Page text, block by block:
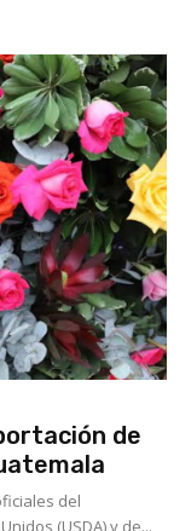
de
del
(USDA) y de...